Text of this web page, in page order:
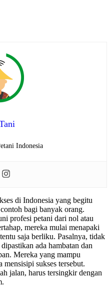
Indonesia
di Indonesia yang begitu
bagi banyak orang.
profesi petani dari nol atau
mereka mulai menapaki
saja berliku. Pasalnya, tidak
ada hambatan dan
Mereka yang mampu
mensisipi sukses tersebut.
jalan, harus tersingkir dengan